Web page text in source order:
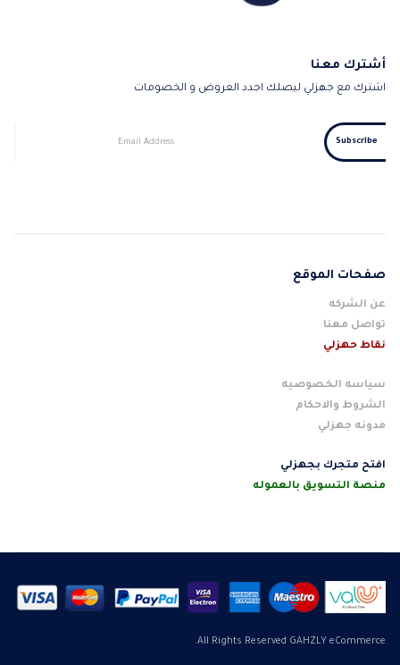
أشترك معنا
اشترك مع جهزلي ليصلك اجدد العروض و الخصومات
صفحات الموقع
عن الشركه
تواصل معنا
نقاط حهزلي
سياسه الخصوصيه
الشروط والاحكام
مدونه جهزلي
افتح متجرك بجهزلي
منصة التسويق بالعموله
All Rights Reserved GAHZLY eCommerce.